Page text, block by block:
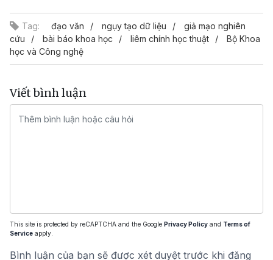
Tag: đạo văn ngụy tạo dữ liệu
giả mạo nghiên
cứu
bài báo khoa học liêm chính học thuật
Bộ Khoa
học và Công nghệ
Viết bình luận
This site is protected by reCAPTCHA and the Google Privacy Policy and Terms of
Service apply.
Bình luận của bạn sẽ được xét duyệt trước khi đăng